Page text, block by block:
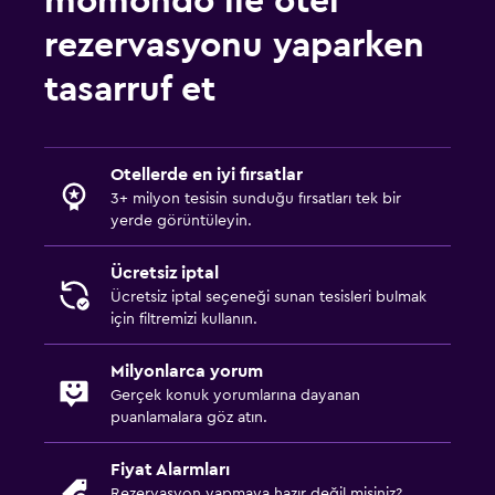
Ek banyo
Tuvalet kağıdı
Dış mekan mobilyası
Özel plaj
Bahçe
Teras/Veranda
Plaj sandalyesi
Balkon
rezervasyonu yaparken
tasarruf et
Otellerde en iyi fırsatlar
3+ milyon tesisin sunduğu fırsatları tek bir
yerde görüntüleyin.
Ücretsiz iptal
Ücretsiz iptal seçeneği sunan tesisleri bulmak
için filtremizi kullanın.
Milyonlarca yorum
Gerçek konuk yorumlarına dayanan
puanlamalara göz atın.
Fiyat Alarmları